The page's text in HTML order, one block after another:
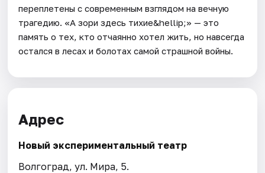
переплетены с современным взглядом на вечную
трагедию. «А зори здесь тихие&hellip;» — это
память о тех, кто отчаянно хотел жить, но навсегда
остался в лесах и болотах самой страшной войны.
Адрес
Новый экспериментальный театр
Волгоград, ул. Мира, 5.